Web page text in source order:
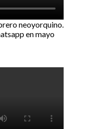
neoyorquino.
en mayo